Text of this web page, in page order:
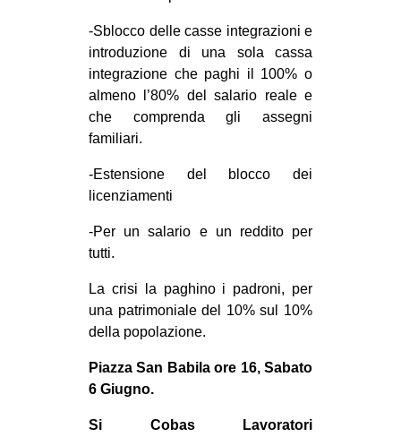
SEARCH
-Sblocco delle casse integrazioni e
introduzione di una sola cassa
integrazione che paghi il 100% o
almeno l’80% del salario reale e
che comprenda gli assegni
familiari.
-Estensione del blocco dei
licenziamenti
-Per un salario e un reddito per
tutti.
La crisi la paghino i padroni, per
una patrimoniale del 10% sul 10%
della popolazione.
Piazza San Babila ore 16, Sabato
6 Giugno.
Si Cobas Lavoratori